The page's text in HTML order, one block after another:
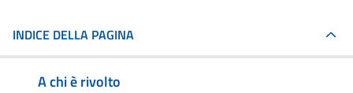
INDICE DELLA PAGINA
A chi è rivolto